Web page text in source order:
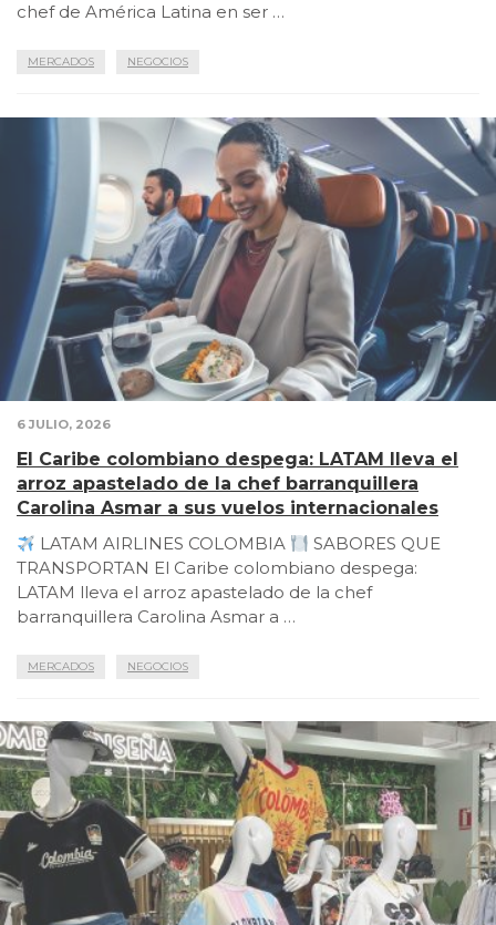
chef de América Latina en ser …
MERCADOS NEGOCIOS
6 JULIO, 2026
El Caribe colombiano despega: LATAM lleva el
arroz apastelado de la chef barranquillera
Carolina Asmar a sus vuelos internacionales
LATAM AIRLINES COLOMBIA
SABORES QUE
TRANSPORTAN El Caribe colombiano despega:
LATAM lleva el arroz apastelado de la chef
barranquillera Carolina Asmar a …
MERCADOS NEGOCIOS